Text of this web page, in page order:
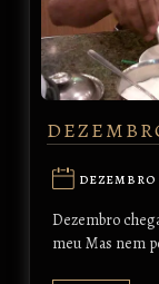
DEZEMBRO
Dezembro
meu Mas nem